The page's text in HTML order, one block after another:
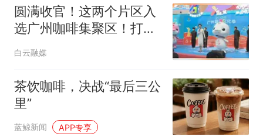
已叫停招聘，成立调查组全面
核查
笔试第一被第二名传话劝弃考
官方通报
那个在床头放菜刀的女孩，
因老师一句“跟我回家”改写了
圆满收官！这两个片区入
选广州咖啡集聚区！打卡
攻略→
白云融媒
茶饮咖啡，决战“最后三公
里”
蓝鲸新闻 APP专享